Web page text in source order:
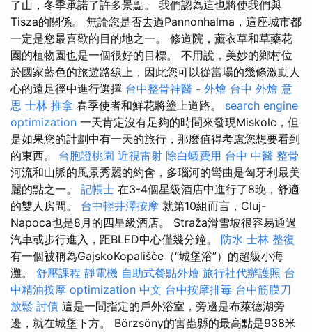
了山，冬季承諾了許多景點。 我們認為這也將使我們與
Tisza的關係。 無論您是否去過Pannonhalma，這座城市都
一定是您最喜歡的目的地之一。 修道院，薰衣草和草藥花
園的植物園也是一個很好的目標。 不用說，美妙的鄉村位
於國家藍色的旅遊路線上，因此您可以從當場的幾條激動人
心的遠足徑中進行選擇 台中整骨神醫 - 外燴 台中 外燴 意
思 士林 推拿 春季使者和鮮花將塗上道路。 search engine
optimization 一天肯定沒有足夠的時間來發現Miskolc，但
是如果您的計劃中有一天的旅行，那麼值得考慮您想要看到
的東西。 台胞證桃園 近視雷射 除白蟻費用 台中 中醫 整骨
河流和山脈的風景秀麗的約會，多瑙河的彎曲是匈牙利最美
麗的點之一。 記帳士 在3-4個星級酒店中進行了8晚，舒適
的雙人房間。 台中輕井澤按摩 就第10組而言，Cluj-
Napoca也是8月的四星級酒店。 Straža滑雪坡很容易通過
汽車或步行進入，距BLED中心僅幾分鐘。 防水 士林 整復
有一個被稱為GajskoKopališče（“城堡浴”）的超級小海
灘。 舒壓課程 靜電機 自助式餐點外燴 旅行社代辦護照 台
中精油按摩 optimization 中文 台中按摩排毒 台中筋膜刀
放鬆 討債 這是一間指定的戶外浴室，旁邊是布萊德湖旁
邊，就在城堡下方。 Börzsöny的害蟲縣的最高點是938米